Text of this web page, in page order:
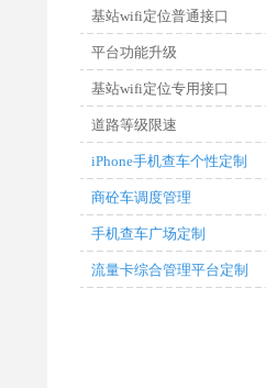
基站wifi定位普通接口
平台功能升级
基站wifi定位专用接口
道路等级限速
iPhone手机查车个性定制
商砼车调度管理
手机查车广场定制
流量卡综合管理平台定制